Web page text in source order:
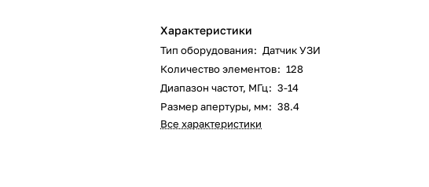
Характеристики
Тип оборудования: Датчик УЗИ
Количество элементов: 128
Диапазон частот, МГц: 3-14
Размер апертуры, мм: 38.4
Все характеристики